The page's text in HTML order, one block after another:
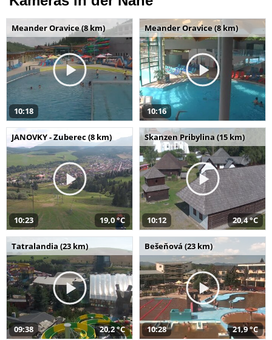
Meander Oravice (8 km)
10:18
Meander Oravice (8 km)
10:16
JANOVKY - Zuberec (8 km)
10:23 19,0 °C
Skanzen Pribylina (15 km)
10:12 20,4 °C
Tatralandia (23 km)
09:38 20,2 °C
Bešeňová (23 km)
10:28 21,9 °C